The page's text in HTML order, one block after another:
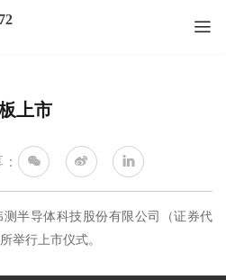
上市
测半导体科技股份有限公司（证券代
举行上市仪式。